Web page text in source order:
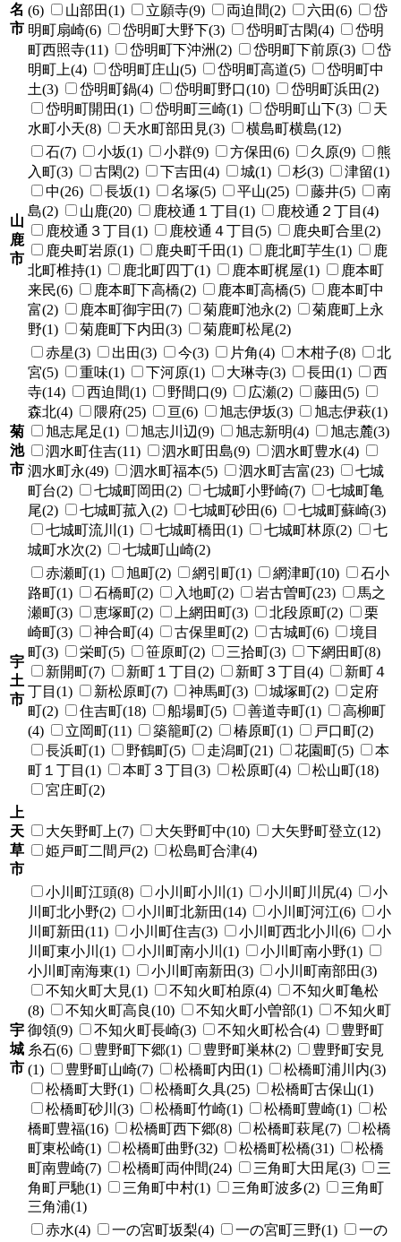
名
市
(6)
山部田(1) 立願寺(9) 両迫間(2) 六田(6)
岱
明町扇崎(6)
岱明町大野下(3) 岱明町古閑(4)
岱明
町西照寺(11)
岱明町下沖洲(2) 岱明町下前原(3)
岱
明町上(4)
岱明町庄山(5) 岱明町高道(5)
岱明町中
土(3)
岱明町鍋(4) 岱明町野口(10)
岱明町浜田(2)
岱明町開田(1)
岱明町三崎(1) 岱明町山下(3)
天
水町小天(8)
天水町部田見(3) 横島町横島(12)
山
鹿
市
石(7) 小坂(1) 小群(9) 方保田(6) 久原(9)
熊
入町(3)
古閑(2) 下吉田(4) 城(1) 杉(3)
津留(1)
中(26)
長坂(1) 名塚(5) 平山(25) 藤井(5)
南
島(2)
山鹿(20) 鹿校通１丁目(1)
鹿校通２丁目(4)
鹿校通３丁目(1)
鹿校通４丁目(5)
鹿央町合里(2)
鹿央町岩原(1)
鹿央町千田(1) 鹿北町芋生(1)
鹿
北町椎持(1)
鹿北町四丁(1) 鹿本町梶屋(1)
鹿本町
来民(6)
鹿本町下高橋(2) 鹿本町高橋(5)
鹿本町中
富(2)
鹿本町御宇田(7) 菊鹿町池永(2)
菊鹿町上永
野(1)
菊鹿町下内田(3) 菊鹿町松尾(2)
菊
池
市
赤星(3) 出田(3) 今(3) 片角(4) 木柑子(8)
北
宮(5)
重味(1) 下河原(1) 大琳寺(3) 長田(1)
西
寺(14)
西迫間(1) 野間口(9) 広瀬(2)
藤田(5)
森北(4)
隈府(25) 亘(6) 旭志伊坂(3)
旭志伊萩(1)
旭志尾足(1)
旭志川辺(9) 旭志新明(4)
旭志麓(3)
泗水町住吉(11)
泗水町田島(9)
泗水町豊水(4)
泗水町永(49)
泗水町福本(5) 泗水町吉富(23)
七城
町台(2)
七城町岡田(2) 七城町小野崎(7)
七城町亀
尾(2)
七城町菰入(2) 七城町砂田(6)
七城町蘇崎(3)
七城町流川(1)
七城町橋田(1) 七城町林原(2)
七
城町水次(2)
七城町山崎(2)
宇
土
市
赤瀬町(1) 旭町(2) 網引町(1) 網津町(10)
石小
路町(1)
石橋町(2) 入地町(2) 岩古曽町(23)
馬之
瀬町(3)
恵塚町(2) 上網田町(3) 北段原町(2)
栗
崎町(3)
神合町(4) 古保里町(2) 古城町(6)
境目
町(3)
栄町(5) 笹原町(2) 三拾町(3)
下網田町(8)
新開町(7)
新町１丁目(2) 新町３丁目(4)
新町４
丁目(1)
新松原町(7) 神馬町(3) 城塚町(2)
定府
町(2)
住吉町(18) 船場町(5) 善道寺町(1)
高柳町
(4)
立岡町(11) 築籠町(2) 椿原町(1)
戸口町(2)
長浜町(1)
野鶴町(5) 走潟町(21) 花園町(5)
本
町１丁目(1)
本町３丁目(3) 松原町(4)
松山町(18)
宮庄町(2)
上
天
草
市
大矢野町上(7) 大矢野町中(10)
大矢野町登立(12)
姫戸町二間戸(2)
松島町合津(4)
宇
城
市
小川町江頭(8) 小川町小川(1) 小川町川尻(4)
小
川町北小野(2)
小川町北新田(14) 小川町河江(6)
小
川町新田(11)
小川町住吉(3) 小川町西北小川(6)
小
川町東小川(1)
小川町南小川(1)
小川町南小野(1)
小川町南海東(1)
小川町南新田(3)
小川町南部田(3)
不知火町大見(1)
不知火町柏原(4)
不知火町亀松
(8)
不知火町高良(10) 不知火町小曽部(1)
不知火町
御領(9)
不知火町長崎(3) 不知火町松合(4)
豊野町
糸石(6)
豊野町下郷(1) 豊野町巣林(2)
豊野町安見
(1)
豊野町山崎(7) 松橋町内田(1)
松橋町浦川内(3)
松橋町大野(1)
松橋町久具(25)
松橋町古保山(1)
松橋町砂川(3)
松橋町竹崎(1) 松橋町豊崎(1)
松
橋町豊福(16)
松橋町西下郷(8) 松橋町萩尾(7)
松橋
町東松崎(1)
松橋町曲野(32) 松橋町松橋(31)
松橋
町南豊崎(7)
松橋町両仲間(24) 三角町大田尾(3)
三
角町戸馳(1)
三角町中村(1) 三角町波多(2)
三角町
三角浦(1)
赤水(4)
一の宮町坂梨(4) 一の宮町三野(1) 一の